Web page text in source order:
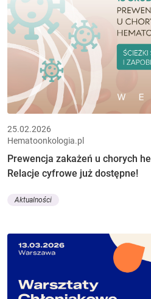
25.02.2026
Hematoonkologia.pl
Prewencja zakażeń u chorych
Relacje cyfrowe już dostępne!
Aktualności